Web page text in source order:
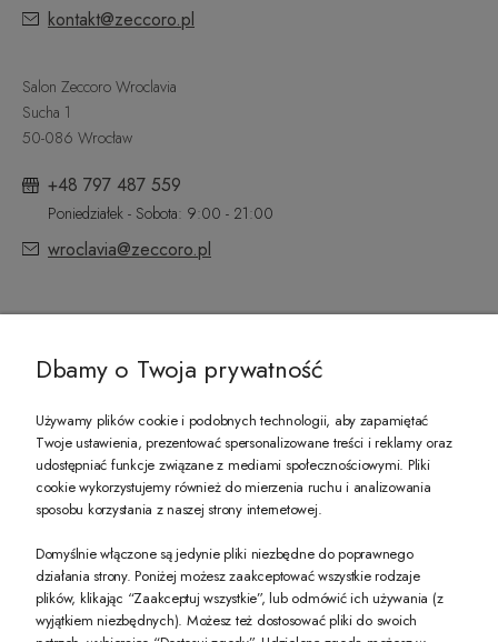
kontakt@zeccoro.pl
Salon Zeccoro Wroclavia
Sucha 1
50-086 Wrocław
+48 797 487 559
Poniedziałek - Sobota: 9:00 - 21:00
wroclavia@zeccoro.pl
PREZENT DLA CIEBIE!
-10% na pierwsze zakupy na zeccoro.pl Gdy zapiszesz się do naszego
Twoje dane będą przetwarzane zgodnie z nasząpolityką prywatności
Dbamy o Twoja prywatność
Używamy plików cookie i podobnych technologii, aby zapamiętać
Twoje ustawienia, prezentować spersonalizowane treści i reklamy oraz
udostępniać funkcje związane z mediami społecznościowymi. Pliki
cookie wykorzystujemy również do mierzenia ruchu i analizowania
sposobu korzystania z naszej strony internetowej.
Domyślnie włączone są jedynie pliki niezbędne do poprawnego
działania strony. Poniżej możesz zaakceptować wszystkie rodzaje
plików, klikając “Zaakceptuj wszystkie”, lub odmówić ich używania (z
wyjątkiem niezbędnych). Możesz też dostosować pliki do swoich